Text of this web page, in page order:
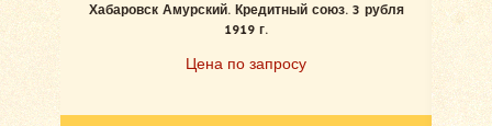
Хабаровск Амурский. Кредитный союз. 3 рубля
1919 г.
Цена по запросу